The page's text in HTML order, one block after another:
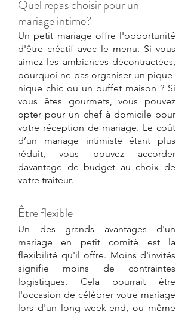
Quel repas choisir pour un
mariage intime?
Un petit mariage offre l'opportunité
d'être créatif avec le menu. Si vous
aimez les ambiances décontractées,
pourquoi ne pas organiser un pique-
nique chic ou un buffet maison ? Si
vous êtes gourmets, vous pouvez
opter pour un chef à domicile pour
votre réception de mariage. Le coût
d’un mariage intimiste étant plus
réduit, vous pouvez accorder
davantage de budget au choix de
votre traiteur.
Être flexible
Un des grands avantages d'un
mariage en petit comité est la
flexibilité qu'il offre. Moins d'invités
signifie moins de contraintes
logistiques. Cela pourrait être
l'occasion de célébrer votre mariage
lors d'un long week-end, ou même